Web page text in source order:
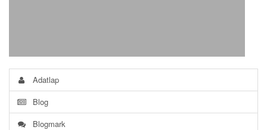
Adatlap
Blog
Blogmark